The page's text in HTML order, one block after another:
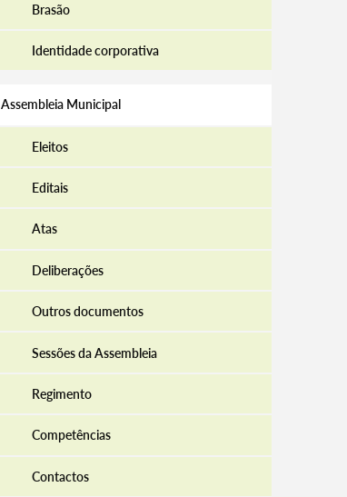
Brasão
Identidade corporativa
Assembleia Municipal
Eleitos
Editais
Atas
Deliberações
Outros documentos
Sessões da Assembleia
Regimento
Competências
Contactos